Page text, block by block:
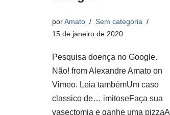
porAmato
Sem categoria
15 de janeiro de 2020
Pesquisa doença no Google.
Não! from Alexandre Amato on
Vimeo. Leia tambémUm caso
classico de… imitoseFaça sua
vasectomia e ganhe uma pizzaA